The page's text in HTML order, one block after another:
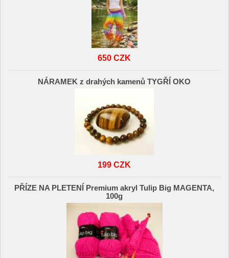
650 CZK
NÁRAMEK z drahých kamenů TYGŘÍ OKO
199 CZK
PŘÍZE NA PLETENÍ Premium akryl Tulip Big MAGENTA,
100g